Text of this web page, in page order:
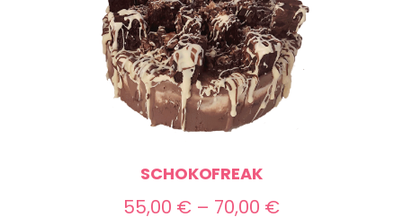
SCHOKOFREAK
55,00 € – 70,00 €Preisspanne: